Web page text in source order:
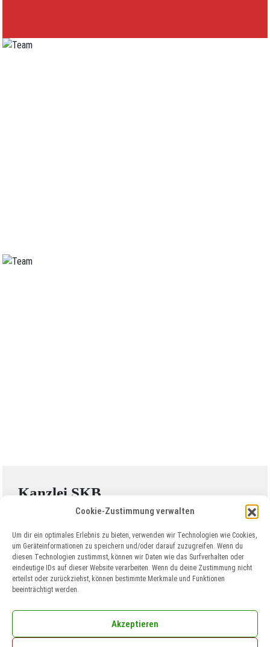
Cookie-Zustimmung verwalten
Um dir ein optimales Erlebnis zu bieten, verwenden wir Technologien wie Cookies,
um Geräteinformationen zu speichern und/oder darauf zuzugreifen. Wenn du
diesen Technologien zustimmst, können wir Daten wie das Surfverhalten oder
eindeutige IDs auf dieser Website verarbeiten. Wenn du deine Zustimmung nicht
erteilst oder zurückziehst, können bestimmte Merkmale und Funktionen
beeinträchtigt werden.
Akzeptieren
Kanzlei SKB
SKB Rheinland Steuerberatungsgesellschaft mbh
Stefanie-Maria Sültenfuß
Kronprinzenstraße 8
53721 Siegburg
Telefon: +49 2241 650 99